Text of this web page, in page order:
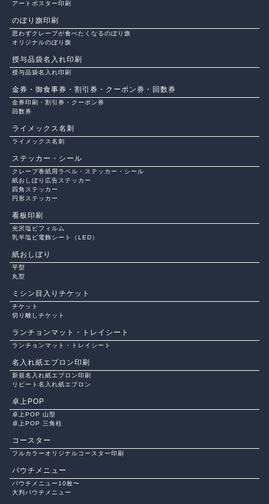
アートポスター印刷
のぼり旗印刷
思わずクレープが食べたくなるのぼり旗
オリジナルのぼり旗
授与品袋名入れ印刷
授与品袋名入れ印刷
金券・御食事券・割引券・クーポン券・回数券
金券印刷・割引券・クーポン券
回数券
ライメックス名刺
ライメックス名刺
ステッカー・シール
クレープ巻紙用ラベル・ステッカー・シール
紙おしぼり広告ステッカー
四角ステッカー
円形ステッカー
看板印刷
光沢塩ビフィルム
乳半塩ビ電飾シート（LED）
紙おしぼり
平型
丸型
ミシン目入りチケット
チケット
切り離しチケット
ランチョンマット・トレイシート
ランチョンマット・トレイシート
名入れ紙エプロン印刷
新規名入れ紙エプロン印刷
リピート名入れ紙エプロン
卓上POP
卓上POP 山型
卓上POP 三角柱
コースター
フルカラーオリジナルコースター印刷
パウチメニュー
パウチメニュー10枚〜
大判パウチメニュー